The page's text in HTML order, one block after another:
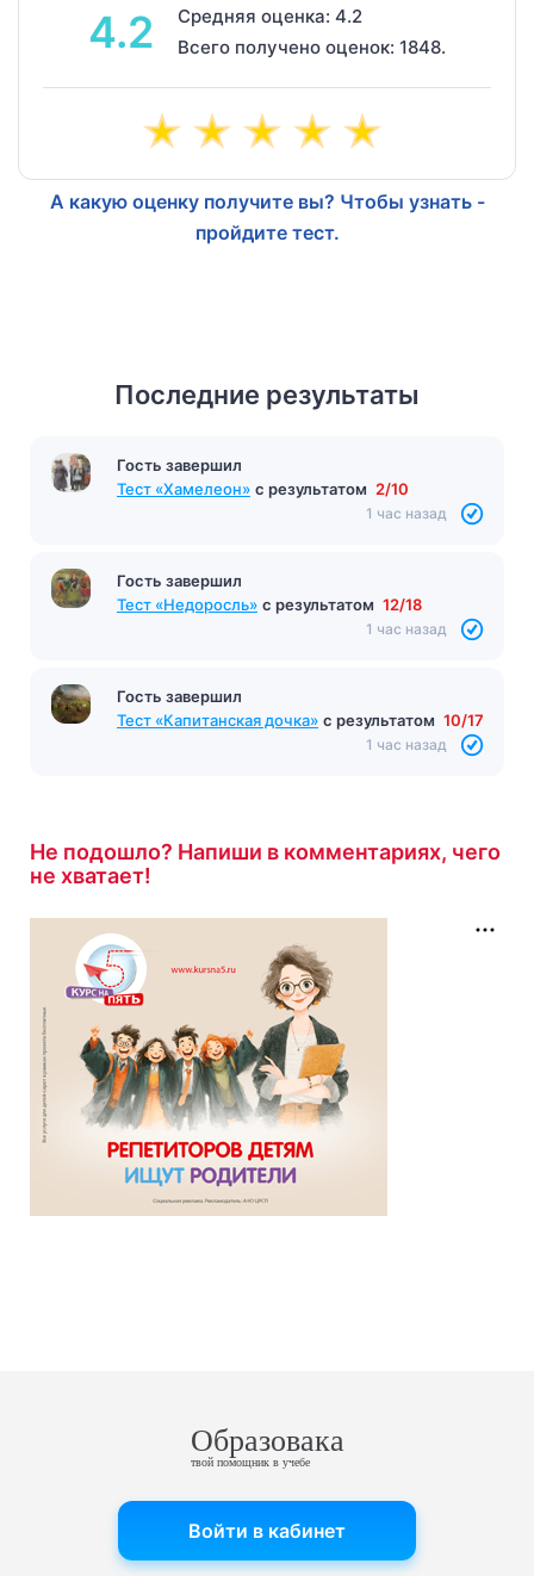
4.2
Средняя оценка: 4.2
Всего получено оценок: 1848.
А какую оценку получите вы? Чтобы узнать -
пройдите тест.
Последние результаты
Гость завершил
Тест «Хамелеон» с результатом 2/10
1 час назад
Гость завершил
Тест «Недоросль» с результатом 12/18
1 час назад
Гость завершил
Тест «Капитанская дочка» с результатом 10/17
1 час назад
Не подошло? Напиши в комментариях, чего
не хватает!
Образовака
твой помощник в учебе
Войти в кабинет